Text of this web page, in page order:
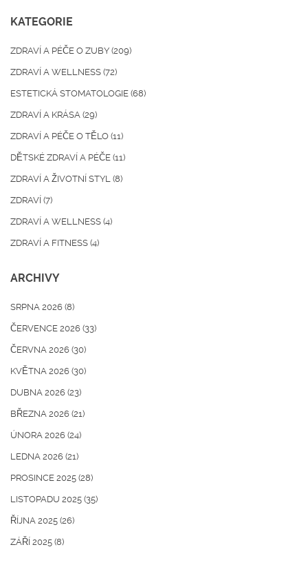
KATEGORIE
ZDRAVÍ A PÉČE O ZUBY (209)
ZDRAVÍ A WELLNESS (72)
ESTETICKÁ STOMATOLOGIE (68)
ZDRAVÍ A KRÁSA (29)
ZDRAVÍ A PÉČE O TĚLO (11)
DĚTSKÉ ZDRAVÍ A PÉČE (11)
ZDRAVÍ A ŽIVOTNÍ STYL (8)
ZDRAVÍ (7)
ZDRAVÍ A WELLNESS (4)
ZDRAVÍ A FITNESS (4)
ARCHIVY
SRPNA 2026 (8)
ČERVENCE 2026 (33)
ČERVNA 2026 (30)
KVĚTNA 2026 (30)
DUBNA 2026 (23)
BŘEZNA 2026 (21)
ÚNORA 2026 (24)
LEDNA 2026 (21)
PROSINCE 2025 (28)
LISTOPADU 2025 (35)
ŘÍJNA 2025 (26)
ZÁŘÍ 2025 (8)